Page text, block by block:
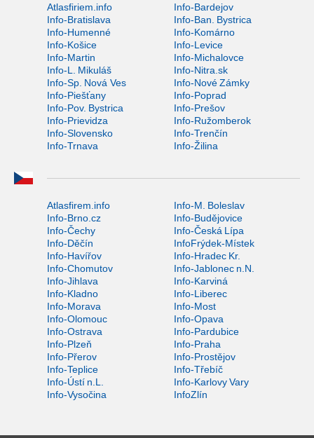
Atlasfiriem.info
Info-Bardejov
Info-Bratislava
Info-Ban. Bystrica
Info-Humenné
Info-Komárno
Info-Košice
Info-Levice
Info-Martin
Info-Michalovce
Info-L. Mikuláš
Info-Nitra.sk
Info-Sp. Nová Ves
Info-Nové Zámky
Info-Piešťany
Info-Poprad
Info-Pov. Bystrica
Info-Prešov
Info-Prievidza
Info-Ružomberok
Info-Slovensko
Info-Trenčín
Info-Trnava
Info-Žilina
Atlasfirem.info
Info-M. Boleslav
Info-Brno.cz
Info-Budějovice
Info-Čechy
Info-Česká Lípa
Info-Děčín
InfoFrýdek-Místek
Info-Havířov
Info-Hradec Kr.
Info-Chomutov
Info-Jablonec n.N.
Info-Jihlava
Info-Karviná
Info-Kladno
Info-Liberec
Info-Morava
Info-Most
Info-Olomouc
Info-Opava
Info-Ostrava
Info-Pardubice
Info-Plzeň
Info-Praha
Info-Přerov
Info-Prostějov
Info-Teplice
Info-Třebíč
Info-Ústí n.L.
Info-Karlovy Vary
Info-Vysočina
InfoZlín